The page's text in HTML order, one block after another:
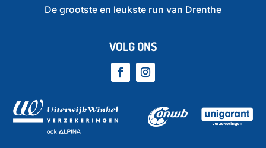
De grootste en leukste run van Drenthe
VOLG ONS